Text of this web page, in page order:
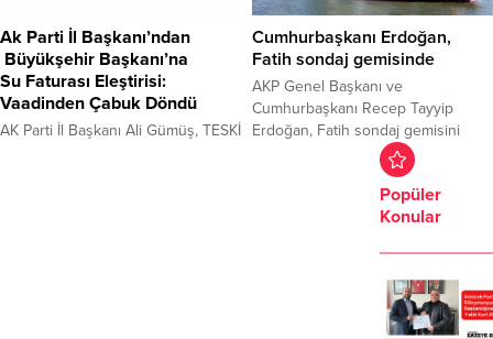
Tekirdağ İl Başkanı Cenk Boduç
görevden alınırken, yerine 22.
Dönem CHP Tekirdağ...
hemşirelik yapan Cansu Sezer’in 3
yaşındaki bebeği ile birlikte, eski
eşi Burak Tekler tarafından
öldürülmesine ilişkin...
Ak Parti İl Başkanı’ndan
Büyükşehir Başkanı’na
Su Faturası Eleştirisi:
Vaadinden Çabuk Döndü
AK Parti İl Başkanı Ali Gümüş, TESKİ
Cumhurbaşkanı Erdoğan,
Fatih sondaj gemisinde
AKP Genel Başkanı ve
Cumhurbaşkanı Recep Tayyip
Erdoğan, Fatih sondaj gemisini
ziyaret ediyor. Cumhurbaşkanı
Erdoğan ile Cumhurbaşkanı
Yardımcısı Fuat Oktay, Hazine ve
Maliye Bakanı Berat Albayrak,
Sözcüsü İbrahim Kalın da
helikopterle Zonguldak’a gitti.
Erdoğan’ı, Enerji ve Tabii Kaynaklar
Popüler
Konular